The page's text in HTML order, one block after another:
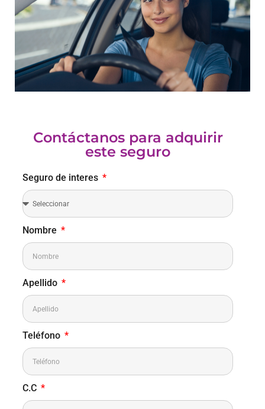
Contáctanos para adquirir
este seguro
Seguro de interes
Nombre
Apellido
Teléfono
C.C